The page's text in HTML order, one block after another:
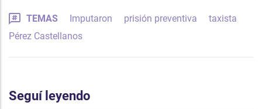
TEMAS Imputaron prisión preventiva
taxista
Pérez Castellanos
Seguí leyendo